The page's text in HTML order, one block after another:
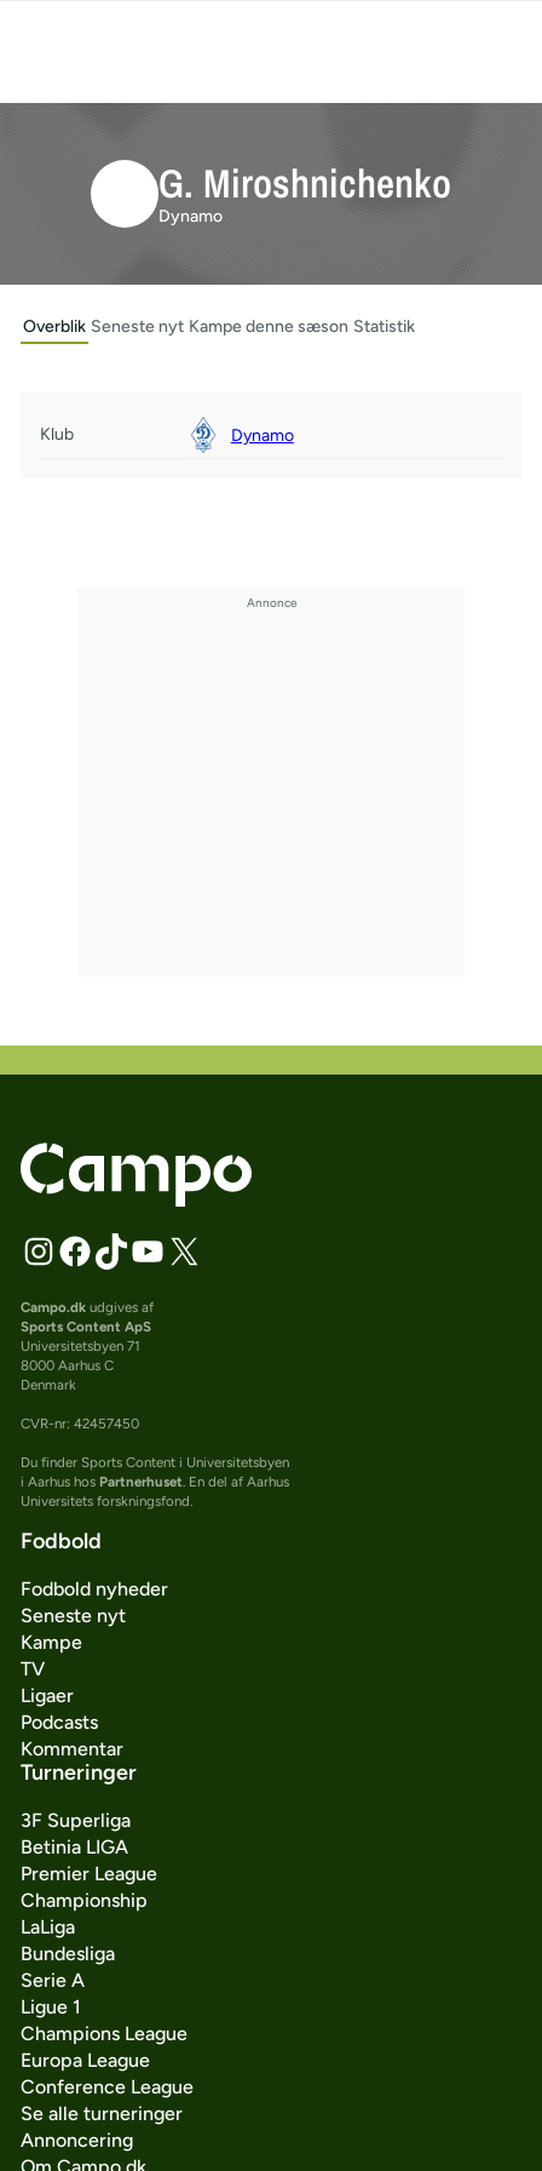
G. Miroshnichenko
Dynamo
Overblik Seneste nyt Kampe denne sæson Statistik
Klub Dynamo
Campo.dkudgives af
Sports Content ApS
Universitetsbyen 71
8000 Aarhus C
Denmark
CVR-nr: 42457450
Du finder Sports Content i Universitetsbyen
i Aarhus hos Partnerhuset. En del af Aarhus
Universitets forskningsfond.
Fodbold
Fodbold nyheder
Seneste nyt
Kampe
TV
Ligaer
Podcasts
Kommentar
Turneringer
3F Superliga
Betinia LIGA
Premier League
Championship
LaLiga
Bundesliga
Serie A
Ligue 1
Champions League
Europa League
Conference League
Se alle turneringer
Annoncering